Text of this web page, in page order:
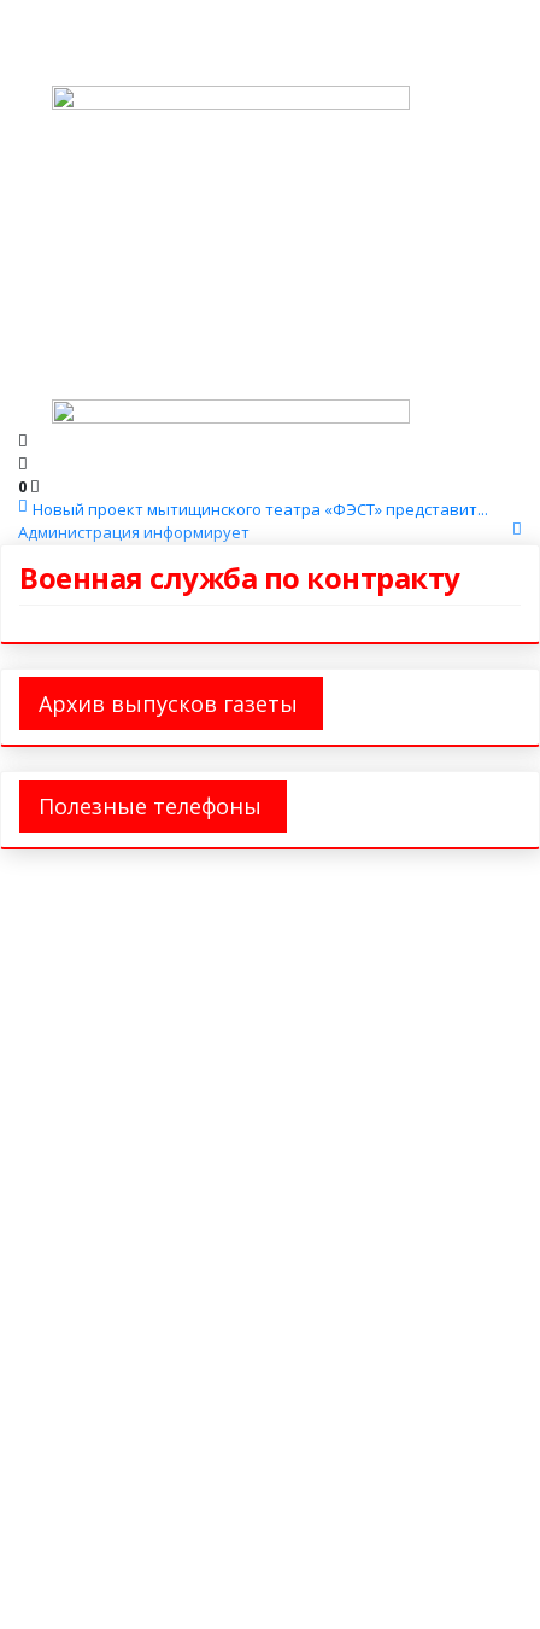
0
Новый проект мытищинского театра «ФЭСТ» представит...
Администрация информирует
Военная служба по контракту
Архив выпусков газеты
Полезные телефоны